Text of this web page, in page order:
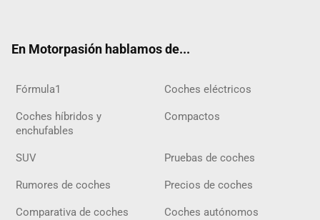
En Motorpasión hablamos de...
Fórmula1 Coches eléctricos
Coches híbridos y
enchufables
Compactos
SUV Pruebas de coches
Rumores de coches Precios de coches
Comparativa de coches Coches autónomos